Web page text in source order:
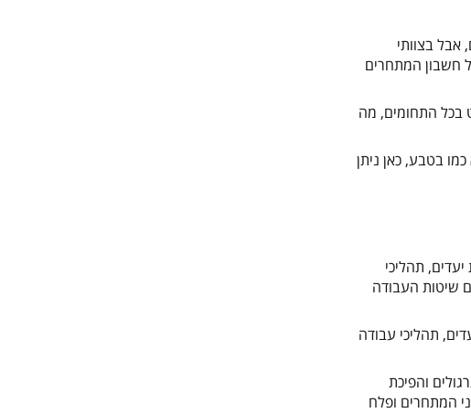
אבל בצוותי
חשבון המתחרים
בכל התחומים, מה
בטבע, כאן ניתן
תהליכי
שיטות העבודה
תהליכי עבודה
והפיכת
המתחרים ופלח